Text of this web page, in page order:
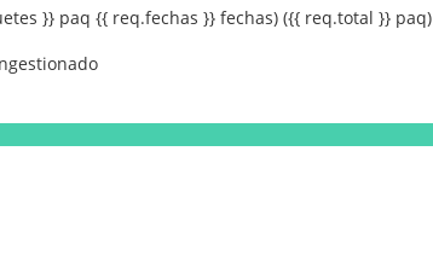
}} paq {{ req.fechas }} fechas) ({{ req.total }} paq)